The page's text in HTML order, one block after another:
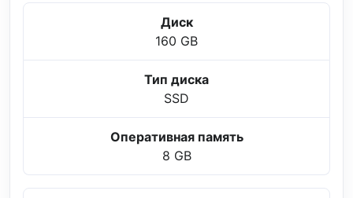
Диск
160 GB
Тип диска
SSD
Оперативная память
8 GB